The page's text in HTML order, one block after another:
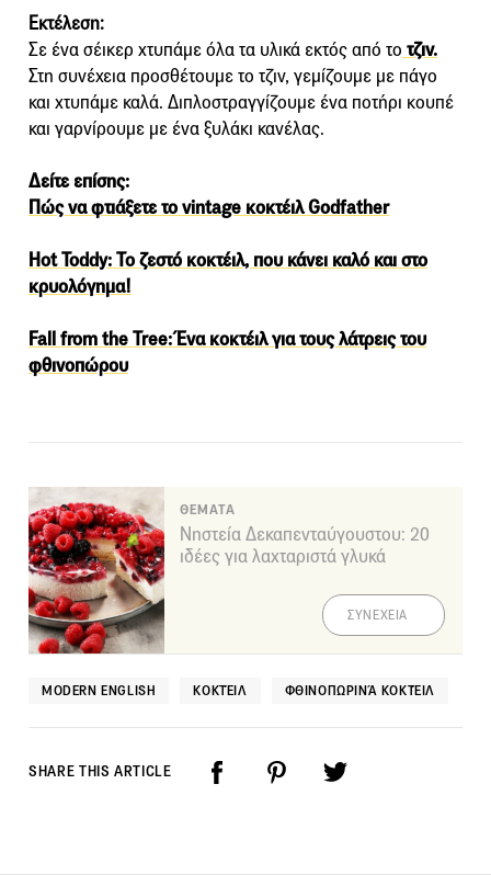
Eκτέλεση:
Σε ένα σέικερ χτυπάμε όλα τα υλικά εκτός από το τζιν.
Στη συνέχεια προσθέτουμε το τζιν, γεμίζουμε με πάγο
και χτυπάμε καλά. Διπλοστραγγίζουμε ένα ποτήρι κουπέ
και γαρνίρουμε με ένα ξυλάκι κανέλας.
Δείτε επίσης:
Πώς να φτιάξετε το vintage κοκτέιλ Godfather
Hot Toddy: Το ζεστό κοκτέιλ, που κάνει καλό και στο
κρυολόγημα!
Fall from the Tree: Ένα κοκτέιλ για τους λάτρεις του
φθινοπώρου
ΘΕΜΑΤΑ
Νηστεία Δεκαπενταύγουστου: 20
ιδέες για λαχταριστά γλυκά
ΣΥΝΕΧΕΙΑ
MODERN ENGLISH ΚΟΚΤΈΙΛ ΦΘΙΝΟΠΩΡΙΝΆ ΚΟΚΤΈΙΛ
SHARE THIS ARTICLE